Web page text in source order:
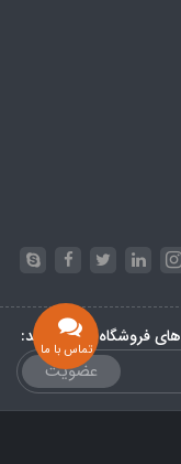
فروشگاه باخبر شوید:
عضویت
تماس با ما